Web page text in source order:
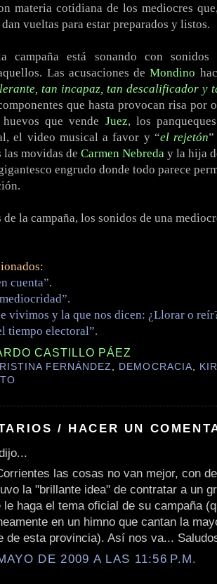
materia cotidiana de los mediocres
vueltas para estar preparados y listos.
campaña está sonando con
Las acusaciones deMondino
tan incapaz, tan descalificador y
que hasta provocan risa por
que vende Juez, los
el video musical a favor y “el rejetón
las movidas de Carmen Nebreda y la hija
engrudo donde todo parece
de la campaña, los sonidos de una
cuenta”.
vivimos y la que nos dicen: ¿Llorar o
tiempo electoral”.
CASTILLO PÁEZ
FERNÁNDEZ, DEMOCRACIA,
/ HACER UN
las cosas no van mejor, con
la "brillante idea" de contratar a un
le haga el tema oficial de su campaña
en un himno que cantan la
de esta provincia). Así nos va...
DE 2009 A LAS 11:56 P.M.